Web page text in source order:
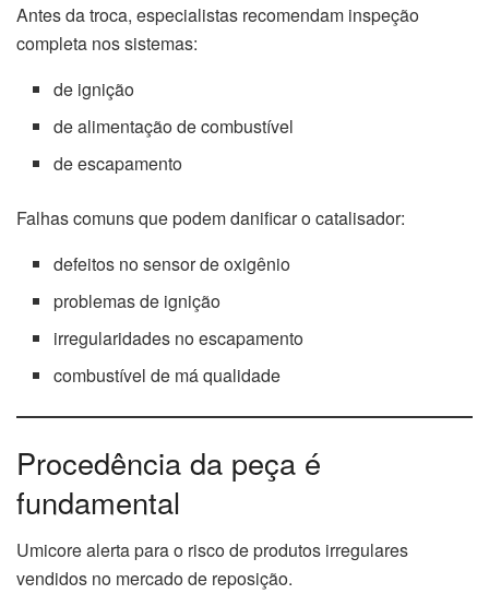
Antes da troca, especialistas recomendam inspeção
completa nos sistemas:
de ignição
de alimentação de combustível
de escapamento
Falhas comuns que podem danificar o catalisador:
defeitos no sensor de oxigênio
problemas de ignição
irregularidades no escapamento
combustível de má qualidade
Procedência da peça é
fundamental
Umicore alerta para o risco de produtos irregulares
vendidos no mercado de reposição.